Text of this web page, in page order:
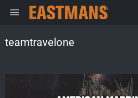
teamtravelone